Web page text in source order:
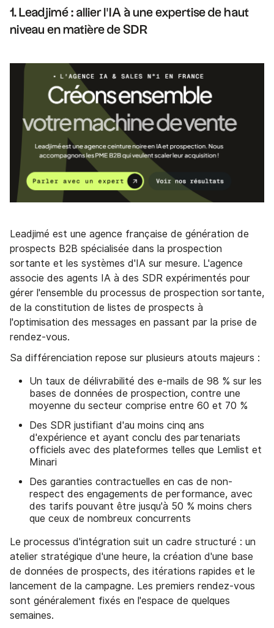
1. Leadjimé : allier l'IA à une expertise de haut
niveau en matière de SDR
Leadjimé est une agence française de génération de
prospects B2B spécialisée dans la prospection
sortante et les systèmes d'IA sur mesure. L'agence
associe des agents IA à des SDR expérimentés pour
gérer l'ensemble du processus de prospection sortante,
de la constitution de listes de prospects à
l'optimisation des messages en passant par la prise de
rendez-vous.
Sa différenciation repose sur plusieurs atouts majeurs :
Un taux de délivrabilité des e-mails de 98 % sur les
bases de données de prospection, contre une
moyenne du secteur comprise entre 60 et 70 %
Des SDR justifiant d'au moins cinq ans
d'expérience et ayant conclu des partenariats
officiels avec des plateformes telles que Lemlist et
Minari
Des garanties contractuelles en cas de non-
respect des engagements de performance, avec
des tarifs pouvant être jusqu'à 50 % moins chers
que ceux de nombreux concurrents
Le processus d'intégration suit un cadre structuré : un
atelier stratégique d'une heure, la création d'une base
de données de prospects, des itérations rapides et le
lancement de la campagne. Les premiers rendez-vous
sont généralement fixés en l'espace de quelques
semaines.